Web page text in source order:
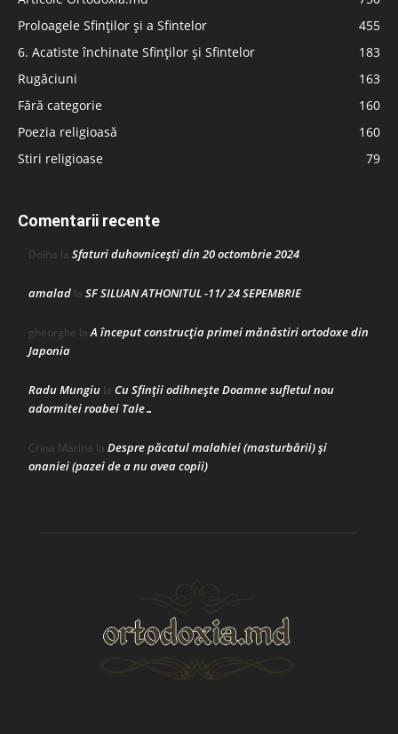
Proloagele Sfinților și a Sfintelor
455
6. Acatiste închinate Sfinților și Sfintelor
183
Rugăciuni
163
Fără categorie
160
Poezia religioasă
160
Stiri religioase
79
Comentarii recente
Doina la Sfaturi duhovnicești din 20 octombrie 2024
amalad la SF SILUAN ATHONITUL -11/ 24 SEPEMBRIE
gheorghe laA început construcţia primei mănăstiri ortodoxe din
Japonia
Radu Mungiu la Cu Sfinții odihnește Doamne sufletul nou
adormitei roabei Tale…
Crina Marina la Despre păcatul malahiei (masturbării) şi
onaniei (pazei de a nu avea copii)